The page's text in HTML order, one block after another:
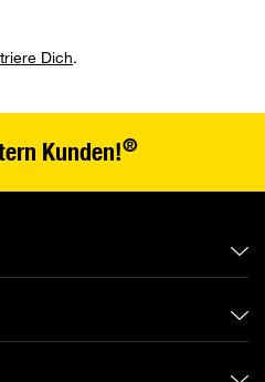
Dich.
Kunden!®